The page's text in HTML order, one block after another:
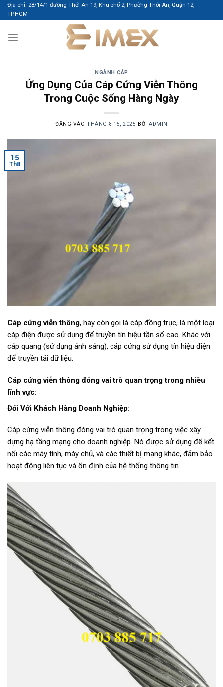
Bỏ
qua
dung
Địa chỉ: 28/14/1 đường Thới An 19, Khu phố 2, Phường Thới An, Quận 12,
TP.HCM
NGÀNH CÁP
Ứng Dụng Của Cáp Cứng Viễn Thông
Trong Cuộc Sống Hàng Ngày
ĐĂNG VÀOTHÁNG 8 15, 2025 BỞIADMIN
15
Th8
Cáp cứng viễn thông, hay còn gọi là cáp đồng trục, là một loại
cáp điện được sử dụng để truyền tín hiệu tần số cao. Khác với
cáp quang (sử dụng ánh sáng), cáp cứng sử dụng tín hiệu điện
để truyền tải dữ liệu.
Cáp cứng viễn thông đóng vai trò quan trọng trong nhiều
lĩnh vực:
Đối Với Khách Hàng Doanh Nghiệp:
Cáp cứng viễn thông đóng vai trò quan trọng trong việc xây
dựng hạ tầng mạng cho doanh nghiệp. Nó được sử dụng để kết
nối các máy tính, máy chủ, và các thiết bị mạng khác, đảm bảo
hoạt động liên tục và ổn định của hệ thống thông tin.